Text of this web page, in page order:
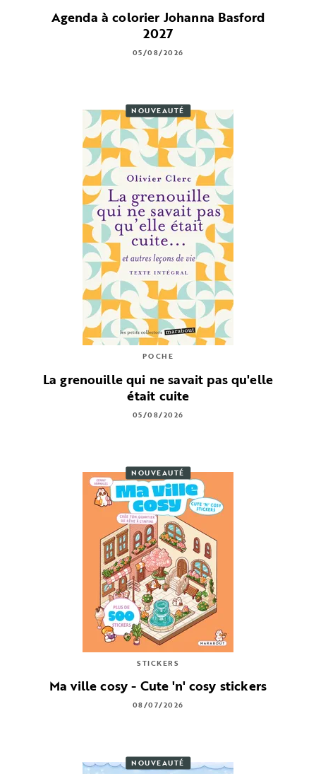
Agenda à colorier Johanna Basford
2027
05/08/2026
NOUVEAUTÉ
POCHE
La grenouille qui ne savait pas qu'elle
était cuite
05/08/2026
NOUVEAUTÉ
STICKERS
Ma ville cosy - Cute 'n' cosy stickers
08/07/2026
NOUVEAUTÉ